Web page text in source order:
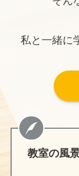
私と一緒に
教室の風